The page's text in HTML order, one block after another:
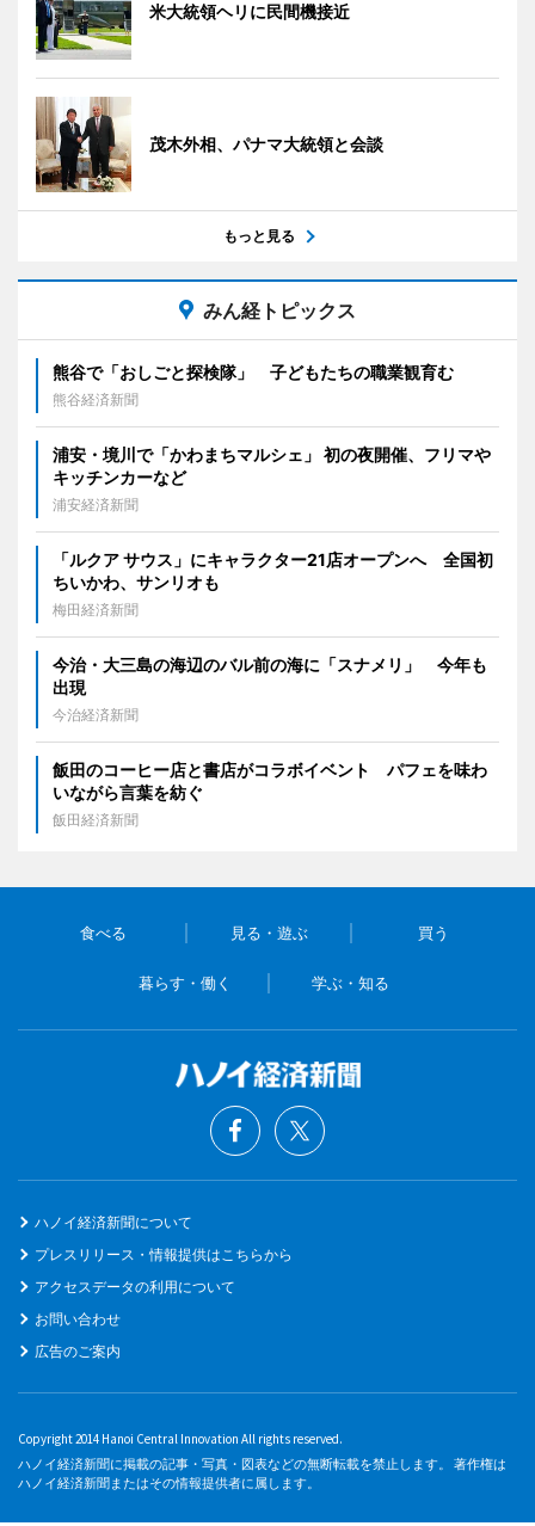
米大統領ヘリに民間機接近
茂木外相、パナマ大統領と会談
もっと見る
みん経トピックス
熊谷で「おしごと探検隊」 子どもたちの職業観育む
熊谷経済新聞
浦安・境川で「かわまちマルシェ」 初の夜開催、フリマや
キッチンカーなど
浦安経済新聞
「ルクア サウス」にキャラクター21店オープンへ 全国初
ちいかわ、サンリオも
梅田経済新聞
今治・大三島の海辺のバル前の海に「スナメリ」 今年も
出現
今治経済新聞
飯田のコーヒー店と書店がコラボイベント パフェを味わ
いながら言葉を紡ぐ
飯田経済新聞
食べる 見る・遊ぶ 買う
暮らす・働く 学ぶ・知る
ハノイ経済新聞について
プレスリリース・情報提供はこちらから
アクセスデータの利用について
お問い合わせ
広告のご案内
Copyright 2014 Hanoi Central Innovation All rights reserved.
ハノイ経済新聞に掲載の記事・写真・図表などの無断転載を禁止します。 著作権は
ハノイ経済新聞またはその情報提供者に属します。